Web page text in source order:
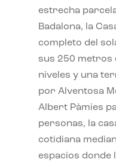
estrecha
Badalona, la
completo del
sus 250 metros
niveles y una
por Alventosa
Albert Pàmies
personas, la
cotidiana
espacios donde